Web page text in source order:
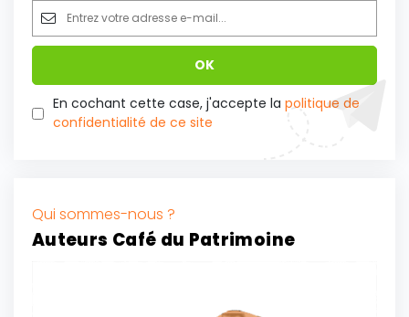
En cochant cette case, j'accepte la politique de
confidentialité de ce site
Qui sommes-nous ?
Auteurs Café du Patrimoine